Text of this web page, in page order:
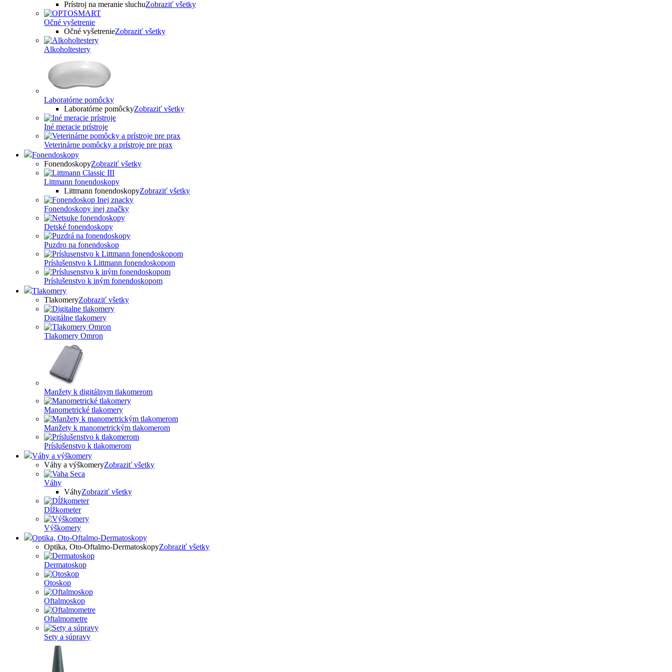
Prístroj na meranie sluchuZobraziť všetky
Očné vyšetrenie
Očné vyšetrenieZobraziť všetky
Alkoholtestery
Laboratórne pomôcky
Laboratórne pomôckyZobraziť všetky
Iné meracie prístroje
Veterinárne pomôcky a prístroje pre prax
Fonendoskopy
FonendoskopyZobraziť všetky
Littmann fonendoskopy
Littmann fonendoskopyZobraziť všetky
Fonendoskopy inej značky
Detské fonendoskopy
Puzdro na fonendoskop
Príslušenstvo k Littmann fonendoskopom
Príslušenstvo k iným fonendoskopom
Tlakomery
TlakomeryZobraziť všetky
Digitálne tlakomery
Tlakomery Omron
Manžety k digitálnym tlakomerom
Manometrické tlakomery
Manžety k manometrickým tlakomerom
Príslušenstvo k tlakomerom
Váhy a výškomery
Váhy a výškomeryZobraziť všetky
Váhy
VáhyZobraziť všetky
Dĺžkometer
Výškomery
Optika, Oto-Oftalmo-Dermatoskopy
Optika, Oto-Oftalmo-DermatoskopyZobraziť všetky
Dermatoskop
Otoskop
Oftalmoskop
Oftalmometre
Sety a súpravy